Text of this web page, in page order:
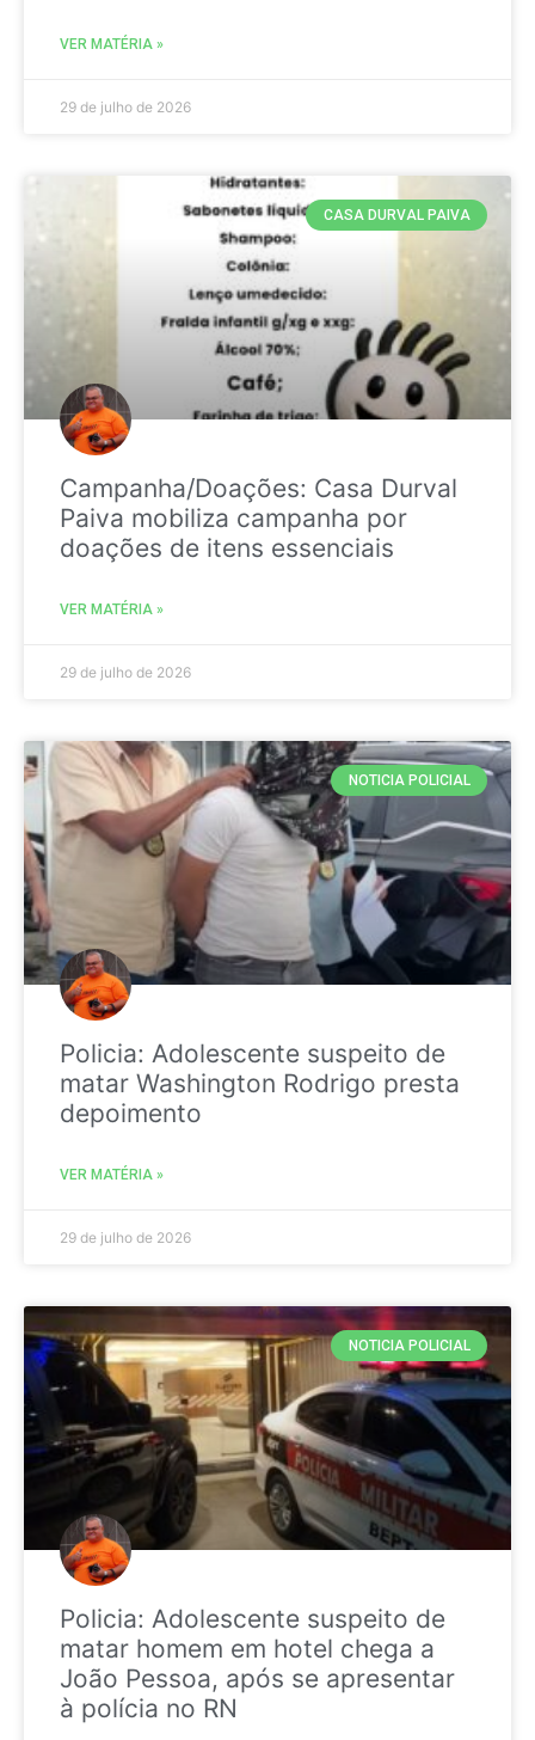
VER MATÉRIA »
29 de julho de 2026
CASA DURVAL PAIVA
Campanha/Doações: Casa Durval
Paiva mobiliza campanha por
doações de itens essenciais
VER MATÉRIA »
29 de julho de 2026
NOTICIA POLICIAL
Policia: Adolescente suspeito de
matar Washington Rodrigo presta
depoimento
VER MATÉRIA »
29 de julho de 2026
NOTICIA POLICIAL
Policia: Adolescente suspeito de
matar homem em hotel chega a
João Pessoa, após se apresentar
à polícia no RN